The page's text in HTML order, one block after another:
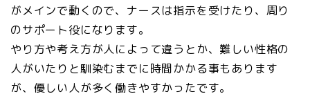
がメインで動くので、ナースは指示を受けたり、周り
のサポート役になります。
やり方や考え方が人によって違うとか、難しい性格の
人がいたりと馴染むまでに時間かかる事もあります
が、優しい人が多く働きやすかったです。